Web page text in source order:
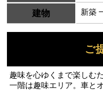
建物 新築
ご
趣味を心ゆくまで楽しむ
一階は趣味エリア。車と